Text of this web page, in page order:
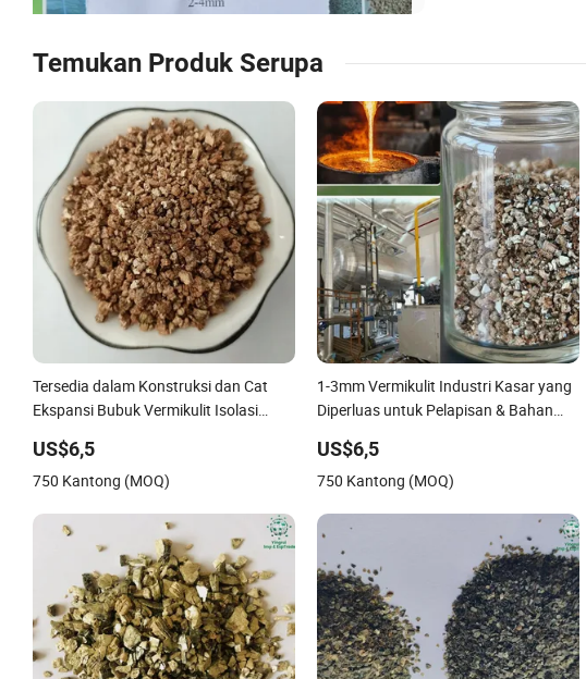
Temukan Produk Serupa
Tersedia dalam Konstruksi dan Cat
Ekspansi Bubuk Vermikulit Isolasi
US$6,5
750 Kantong (MOQ)
1-3mm Vermikulit Industri Kasar yang
Diperluas untuk Pelapisan & Bahan
US$6,5
750 Kantong (MOQ)